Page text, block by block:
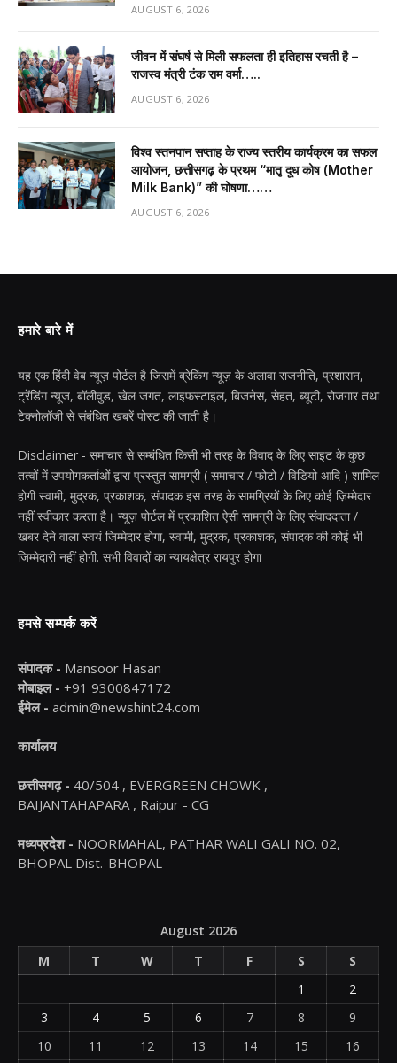
AUGUST 6, 2026
जीवन में संघर्ष से मिली सफलता ही इतिहास रचती है –
राजस्व मंत्री टंक राम वर्मा…..
AUGUST 6, 2026
विश्व स्तनपान सप्ताह के राज्य स्तरीय कार्यक्रम का सफल
आयोजन, छत्तीसगढ़ के प्रथम “मातृ दूध कोष (Mother
Milk Bank)” की घोषणा……
AUGUST 6, 2026
हमारे बारे में
यह एक हिंदी वेब न्यूज़ पोर्टल है जिसमें ब्रेकिंग न्यूज़ के अलावा राजनीति, प्रशासन,
ट्रेंडिंग न्यूज, बॉलीवुड, खेल जगत, लाइफस्टाइल, बिजनेस, सेहत, ब्यूटी, रोजगार तथा
टेक्नोलॉजी से संबंधित खबरें पोस्ट की जाती है।
Disclaimer - समाचार से सम्बंधित किसी भी तरह के विवाद के लिए साइट के कुछ
तत्वों में उपयोगकर्ताओं द्वारा प्रस्तुत सामग्री ( समाचार / फोटो / विडियो आदि ) शामिल
होगी स्वामी, मुद्रक, प्रकाशक, संपादक इस तरह के सामग्रियों के लिए कोई ज़िम्मेदार
नहीं स्वीकार करता है। न्यूज़ पोर्टल में प्रकाशित ऐसी सामग्री के लिए संवाददाता /
खबर देने वाला स्वयं जिम्मेदार होगा, स्वामी, मुद्रक, प्रकाशक, संपादक की कोई भी
जिम्मेदारी नहीं होगी. सभी विवादों का न्यायक्षेत्र रायपुर होगा
हमसे सम्पर्क करें
संपादक - Mansoor Hasan
मोबाइल - +91 9300847172
ईमेल - admin@newshint24.com
कार्यालय
छत्तीसगढ़ - 40/504 , EVERGREEN CHOWK ,
BAIJANTAHAPARA , Raipur - CG
मध्यप्रदेश - NOORMAHAL, PATHAR WALI GALI NO. 02,
BHOPAL Dist.-BHOPAL
August 2026
M
T W T F S
S
1
2
3
4 5 6 7 8
9
10
11 12 13 14 15 16